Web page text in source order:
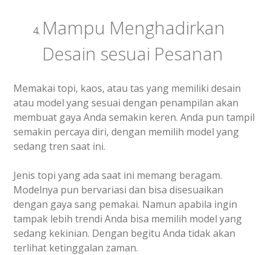
Mampu Menghadirkan
Desain sesuai Pesanan
Memakai topi, kaos, atau tas yang memiliki desain
atau model yang sesuai dengan penampilan akan
membuat gaya Anda semakin keren. Anda pun tampil
semakin percaya diri, dengan memilih model yang
sedang tren saat ini.
Jenis topi yang ada saat ini memang beragam.
Modelnya pun bervariasi dan bisa disesuaikan
dengan gaya sang pemakai. Namun apabila ingin
tampak lebih trendi Anda bisa memilih model yang
sedang kekinian. Dengan begitu Anda tidak akan
terlihat ketinggalan zaman.